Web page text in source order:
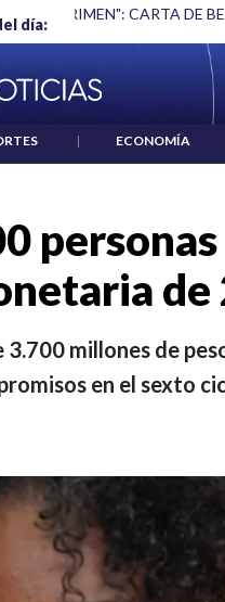
día:
ABELARDO DE LA
| ECONOMÍA
de
millones de
en el sexto